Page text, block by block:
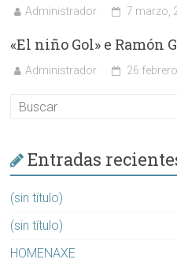
Administrador 7 marzo,
«El niño Gol» e Ramón
Administrador 26
Entradas
(sin título)
(sin título)
HOMENAXE